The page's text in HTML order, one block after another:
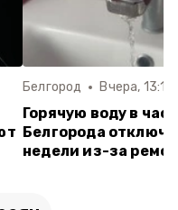
Белгород Вчера, 13:10
Горячую воду в
Белгорода
недели из-за